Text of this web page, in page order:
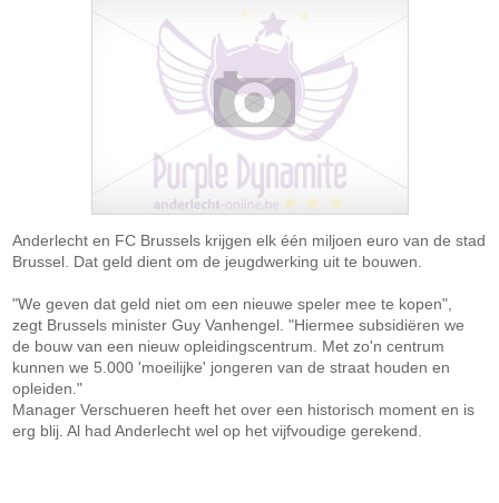
Anderlecht en FC Brussels krijgen elk één miljoen euro van de stad
Brussel. Dat geld dient om de jeugdwerking uit te bouwen.
"We geven dat geld niet om een nieuwe speler mee te kopen",
zegt Brussels minister Guy Vanhengel. "Hiermee subsidiëren we
de bouw van een nieuw opleidingscentrum. Met zo'n centrum
kunnen we 5.000 'moeilijke' jongeren van de straat houden en
opleiden."
Manager Verschueren heeft het over een historisch moment en is
erg blij. Al had Anderlecht wel op het vijfvoudige gerekend.